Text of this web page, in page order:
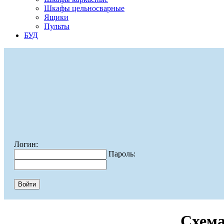
Шкафы цельносварные
Ящики
Пульты
БУД
Логин:
Пароль: